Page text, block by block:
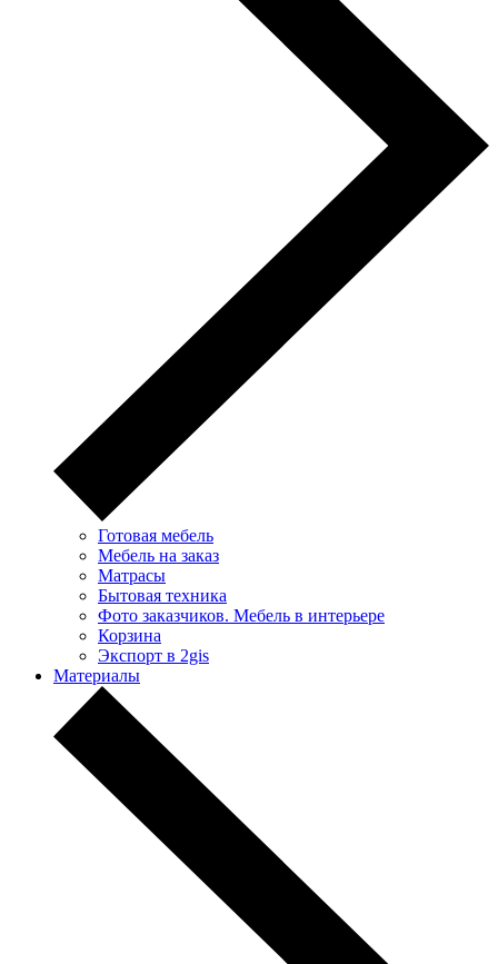
Готовая мебель
Мебель на заказ
Матрасы
Бытовая техника
Фото заказчиков. Мебель в интерьере
Корзина
Экспорт в 2gis
Материалы